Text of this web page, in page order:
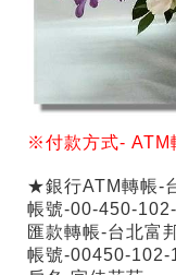
※付款方式-ATM
★銀行ATM轉帳-
帳號-00-450-
匯款轉帳-台北富
帳號-00450-102-